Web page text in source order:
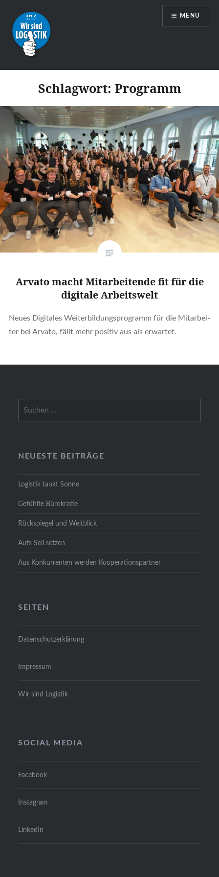
Inhalt
springen
Wir sind Logistik
MENÜ
Schlagwort: Programm
Arva­to macht Mit­ar­bei­ten­de fit für die
digi­ta­le Arbeits­welt
Neu­es Digi­ta­les Wei­ter­bil­dungs­pro­gramm für die Mit­ar­bei­
ter bei Arva­to, fällt mehr posi­tiv aus als erwar­tet.
NEU­ES­TE BEI­TRÄ­GE
Logis­tik tankt Son­ne
Gefühl­te Büro­kra­tie
Rück­spie­gel und Weit­blick
Aufs Seil set­zen
Aus Kon­kur­ren­ten wer­den Koope­ra­ti­ons­part­ner
SEI­TEN
Daten­schutz­er­klä­rung
Impres­sum
Wir sind Logis­tik
SOCIAL MEDIA
Face­book
Insta­gram
Lin­ke­dIn